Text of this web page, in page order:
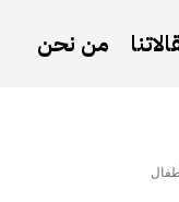
من نحن